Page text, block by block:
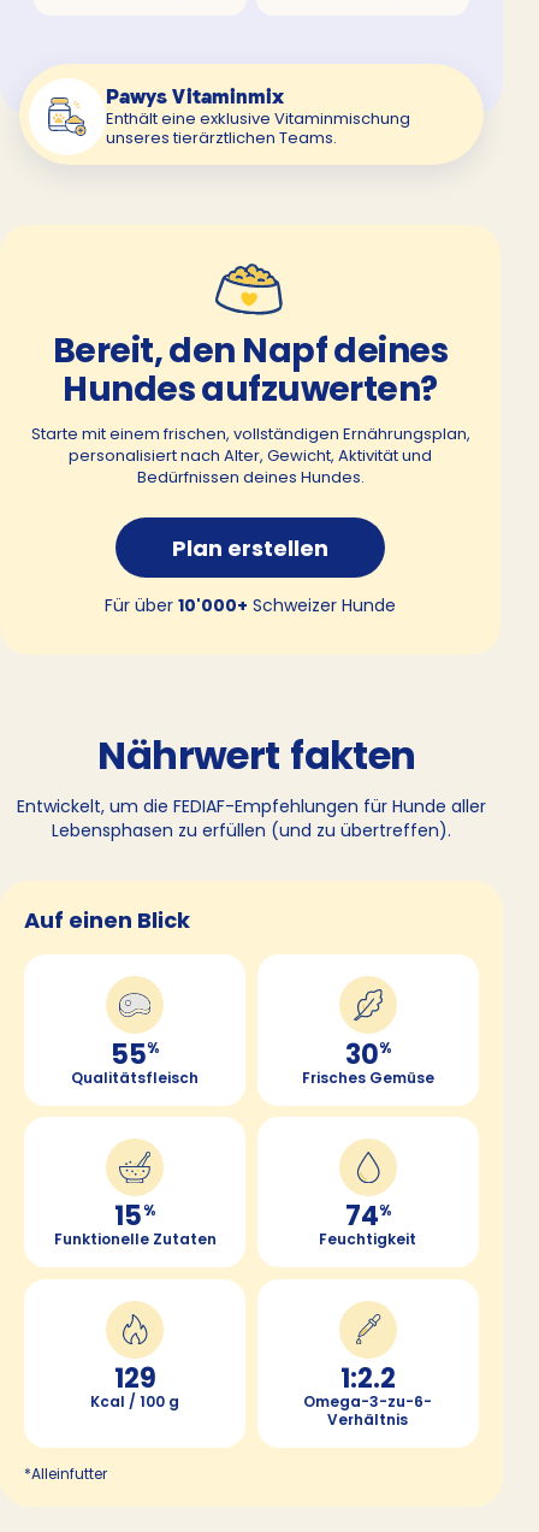
Pawys Vitaminmix
Enthält eine exklusive Vitaminmischung
unseres tierärztlichen Teams.
Bereit, den Napf deines
Hundes aufzuwerten?
Starte mit einem frischen, vollständigen Ernährungsplan,
personalisiert nach Alter, Gewicht, Aktivität und
Bedürfnissen deines Hundes.
Plan erstellen
Für über 10'000+ Schweizer Hunde
Nährwert fakten
Entwickelt, um die FEDIAF-Empfehlungen für Hunde aller
Lebensphasen zu erfüllen (und zu übertreffen).
Auf einen Blick
55%
Qualitätsfleisch
30%
Frisches Gemüse
15%
Funktionelle Zutaten
74%
Feuchtigkeit
129
Kcal / 100 g
1:2.2
Omega-3-zu-6-
Verhältnis
*Alleinfutter